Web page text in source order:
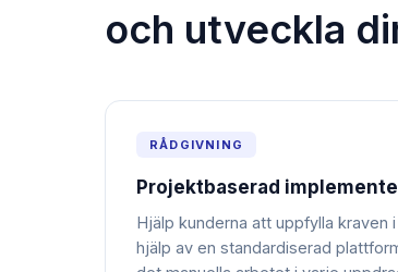
och utveckla
RÅDGIVNING
Projektbaserad
Hjälp kunderna att uppfylla kraven
hjälp av en standardiserad